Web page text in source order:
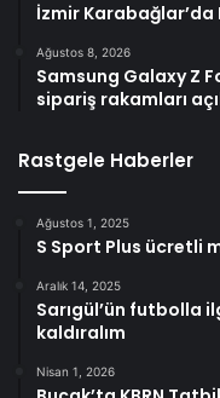
İzmir Karabağlar’da
Ağustos 8, 2026
Samsung Galaxy Z
sipariş rakamları
Rastgele Haberler
Ağustos 1, 2025
S Sport Plus ücretli
Aralık 14, 2025
Sarıgül’ün futbolla
kaldıralım
Nisan 1, 2026